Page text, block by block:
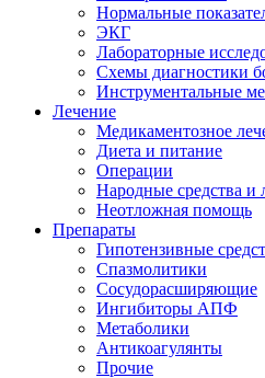
Нормальные
ЭКГ
Лабораторные
Схемы диагностики
Инструментальные
Лечение
Медикаментозное
Диета и питание
Операции
Народные средства и
Неотложная помощь
Препараты
Гипотензивные
Спазмолитики
Сосудорасширяющие
Ингибиторы АПФ
Метаболики
Антикоагулянты
Прочие